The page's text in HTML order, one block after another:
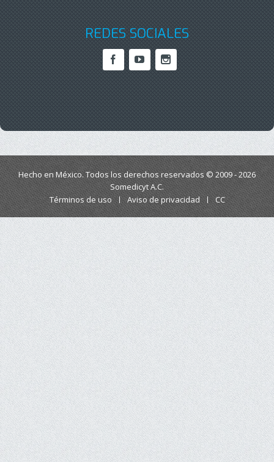
REDES SOCIALES
Hecho en México. Todos los derechos reservados © 2009 - 2026
Somedicyt A.C.
Términos de uso
Aviso de privacidad CC